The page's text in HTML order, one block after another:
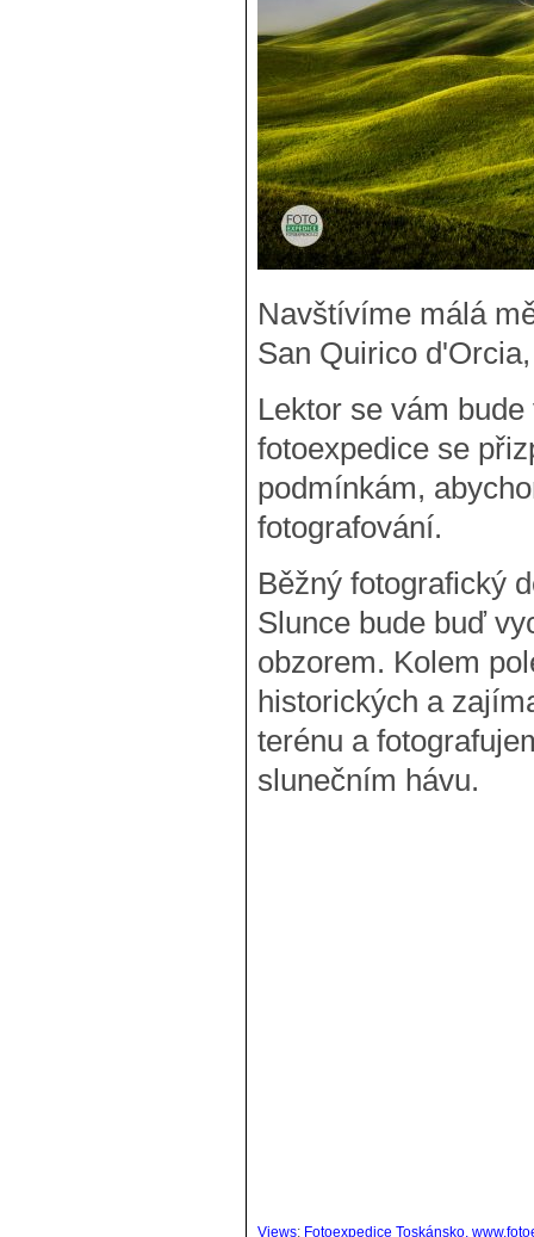
Navštívíme málá
San Quirico
Lektor se vám
fotoexpedice se
podmínkám,
fotografování.
Běžný fotografický
Slunce bude buď
obzorem. Kolem
historických a
terénu a
slunečním hávu.
Views: Fotoexpedice Toskánsko,